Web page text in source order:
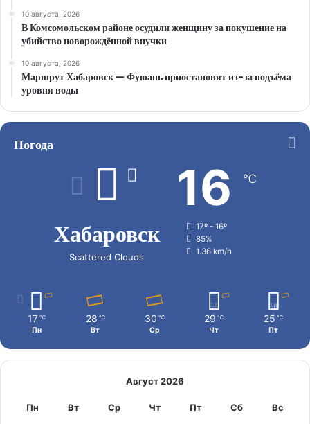
10 августа, 2026
В Комсомольском районе осудили женщину за покушение на
убийство новорождённой внучки
10 августа, 2026
Маршрут Хабаровск — Фуюань приостановят из-за подъёма
уровня воды
Погода
Хабаровск
Scattered Clouds
16 ℃
17º - 16º
85%
1.36 km/h
17 ℃
Пн
28 ℃
Вт
30 ℃
Ср
29 ℃
Чт
25 ℃
Пт
Август 2026
Пн Вт Ср Чт Пт Сб Вс